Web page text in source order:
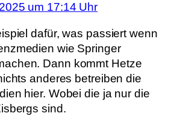
um 17:14 Uhr
dafür, was passiert wenn
wie Springer
Dann kommt Hetze
anderes betreiben die
hier. Wobei die ja nur die
sind.